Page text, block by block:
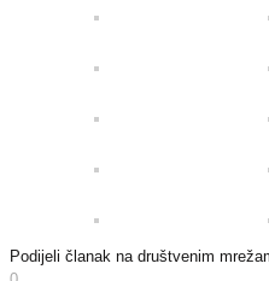
Podijeli članak na društvenim